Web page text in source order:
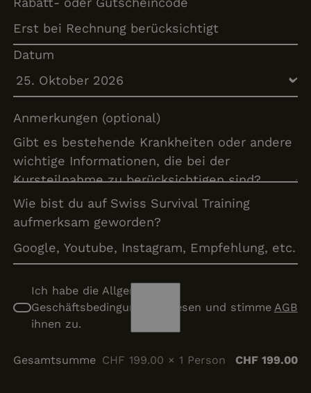
Datum
Anmerkungen (optional)
Wie bist du auf Swiss Survival Training
aufmerksam geworden?
Ich habe die Allgemeine
Geschäftsbedingungen gelesen und stimme
ihnen zu.
AGB
Gesamtsumme CHF 199.00 × 1 Person CHF 199.00